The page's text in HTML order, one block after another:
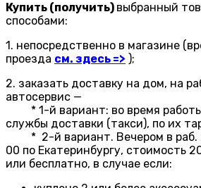
Купить (получить) выбранный
способами:
1. непосредственно в магазине
проезда см. здесь => );
2. заказать доставку на дом, на
автосервис —
* 1-й вариант: во время работы
службы доставки (такси), по их
* 2-й вариант. Вечером в раб.
00 по Екатеринбургу, стоимость
или бесплатно, в случае если: